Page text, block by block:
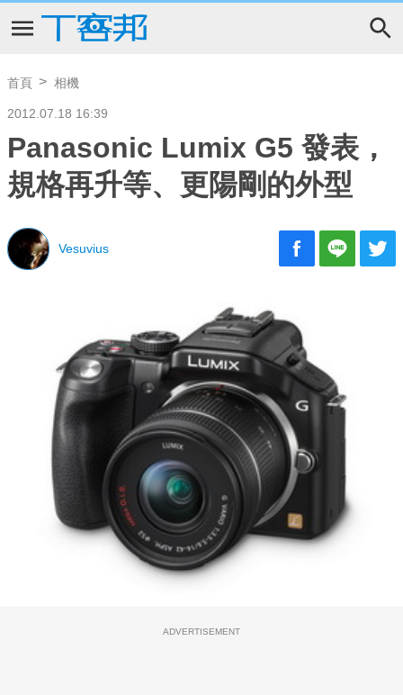
首頁 相機
2012.07.18 16:39
Panasonic Lumix G5 發表，
規格再升等、更陽剛的外型
Vesuvius
ADVERTISEMENT